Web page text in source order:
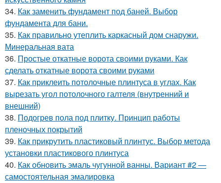
34. Как заменить фундамент под баней. Выбор
фундамента для бани.
35. Как правильно утеплить каркасный дом снаружи.
Минеральная вата
36. Простые откатные ворота своими руками. Как
сделать откатные ворота своими руками
37. Как приклеить потолочные плинтуса в углах. Как
вырезать угол потолочного галтеля (внутренний и
внешний)
38. Подогрев пола под плитку. Принцип работы
пленочных покрытий
39. Как прикрутить пластиковый плинтус. Выбор метода
установки пластикового плинтуса
40. Как обновить эмаль чугунной ванны. Вариант #2 —
самостоятельная эмалировка